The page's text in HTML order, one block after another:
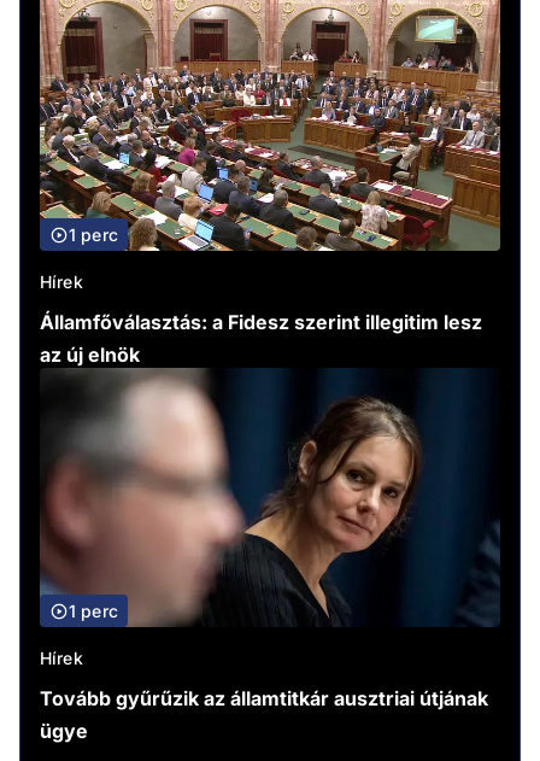
1 perc
Hírek
Államfőválasztás: a Fidesz szerint illegitim lesz
az új elnök
1 perc
Hírek
Tovább gyűrűzik az államtitkár ausztriai útjának
ügye